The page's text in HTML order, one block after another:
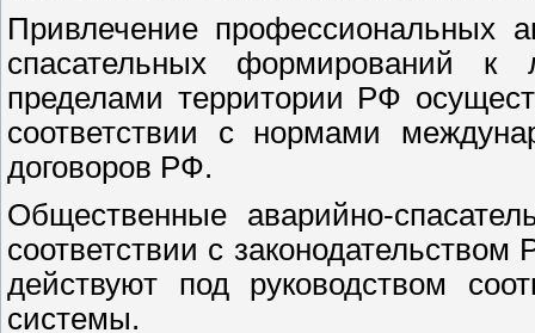
Привлечение профессиональных
спасательных формирований к
пределами территории РФ
соответствии с нормами
договоров РФ.
Общественные аварийно-
соответствии с
действуют под руководством
системы.